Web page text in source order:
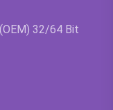
32/64 Bit